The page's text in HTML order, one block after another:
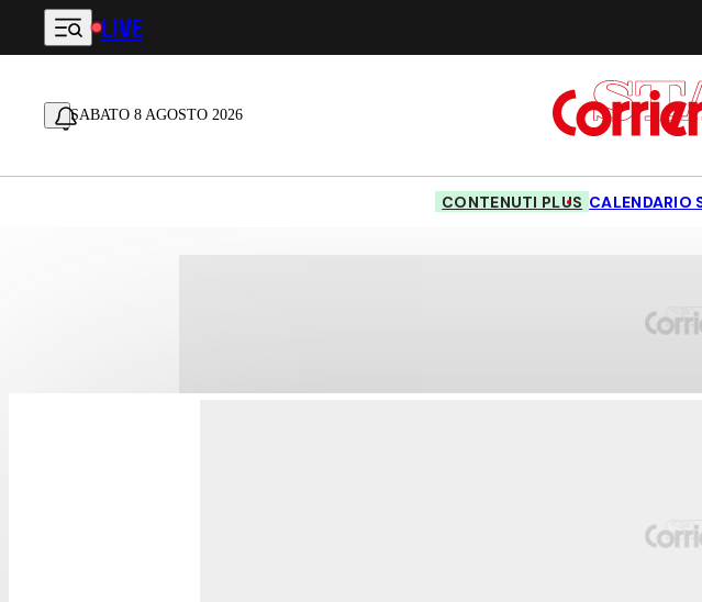
Vai al contenuto principale
LIVE
SABATO 8 AGOSTO 2026
CONTENUTI PLUS CALENDARIO